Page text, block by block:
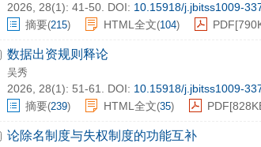
2026, 28(1): 41-50. DOI: 10.15918/j.jbitss1009-
摘要(215) HTML全文(104) PDF[
数据出资规则释论
吴秀
2026, 28(1): 51-61. DOI: 10.15918/j.jbitss1009-
摘要(239) HTML全文(35) PDF[
论除名制度与失权制度的功能互补